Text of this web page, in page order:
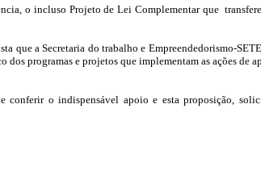
o incluso Projeto de Lei Complementar que transfere
que a Secretaria do trabalho e Empreendedorismo-
programas e projetos que implementam as ações de
o indispensável apoio e esta proposição,